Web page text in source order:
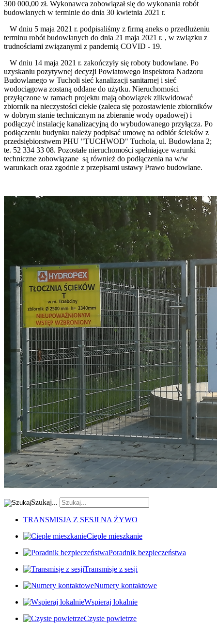
300 000,00 zł. Wykonawca zobowiązał się do wykonania robót
budowlanych w terminie do dnia 30 kwietnia 2021 r.
W dniu 5 maja 2021 r. podpisaliśmy z firmą aneks o przedłużeniu
terminu robót budowlanych do dnia 21 maja 2021 r. , w związku z
trudnościami związanymi z pandemią COVID - 19.
W dniu 14 maja 2021 r. zakończyły się roboty budowlane. Po
uzyskaniu pozytywnej decyzji Powiatowego Inspektora Nadzoru
Budowlanego w Tucholi sieć kanalizacji sanitarnej i sieć
wodociągowa zostaną oddane do użytku. Nieruchomości
przyłączone w ramach projektu mają obowiązek zlikwidować
zbiornik na nieczystości ciekłe (zaleca się pozostawienie zbiorników
w dobrym stanie technicznym na zbieranie wody opadowej) i
podłączyć instalację kanalizacyjną do wybudowanego przyłącza. Po
podłączeniu budynku należy podpisać umowę na odbiór ścieków z
przedsiębiorstwem PHU "TUCHWOD" Tuchola, ul. Budowlana 2;
te. 52 334 33 08. Pozostałe nieruchomości spełniające warunki
techniczne zobowiązane są również do podłączenia na w/w
warunkach oraz zgodnie z przepisami ustawy Prawo budowlane.
Szukaj...
TRANSMISJA Z SESJI NA ŻYWO
Ciepłe mieszkanie
Poradnik bezpieczeństwa
Transmisje z sesji
Numery kontaktowe
Wspieraj lokalnie
Czyste powietrze